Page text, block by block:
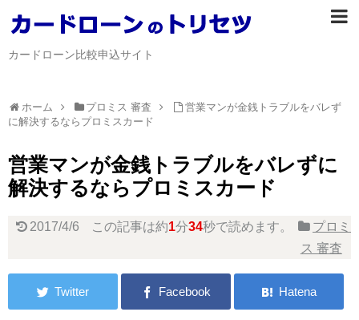
カードローン比較申込サイト
ホーム プロミス 審査
営業マンが金銭トラブルをバレず
に解決するならプロミスカード
営業マンが金銭トラブルをバレずに
解決するならプロミスカード
2017/4/6 この記事は約1分34秒で読めます。
プロミ
ス 審査